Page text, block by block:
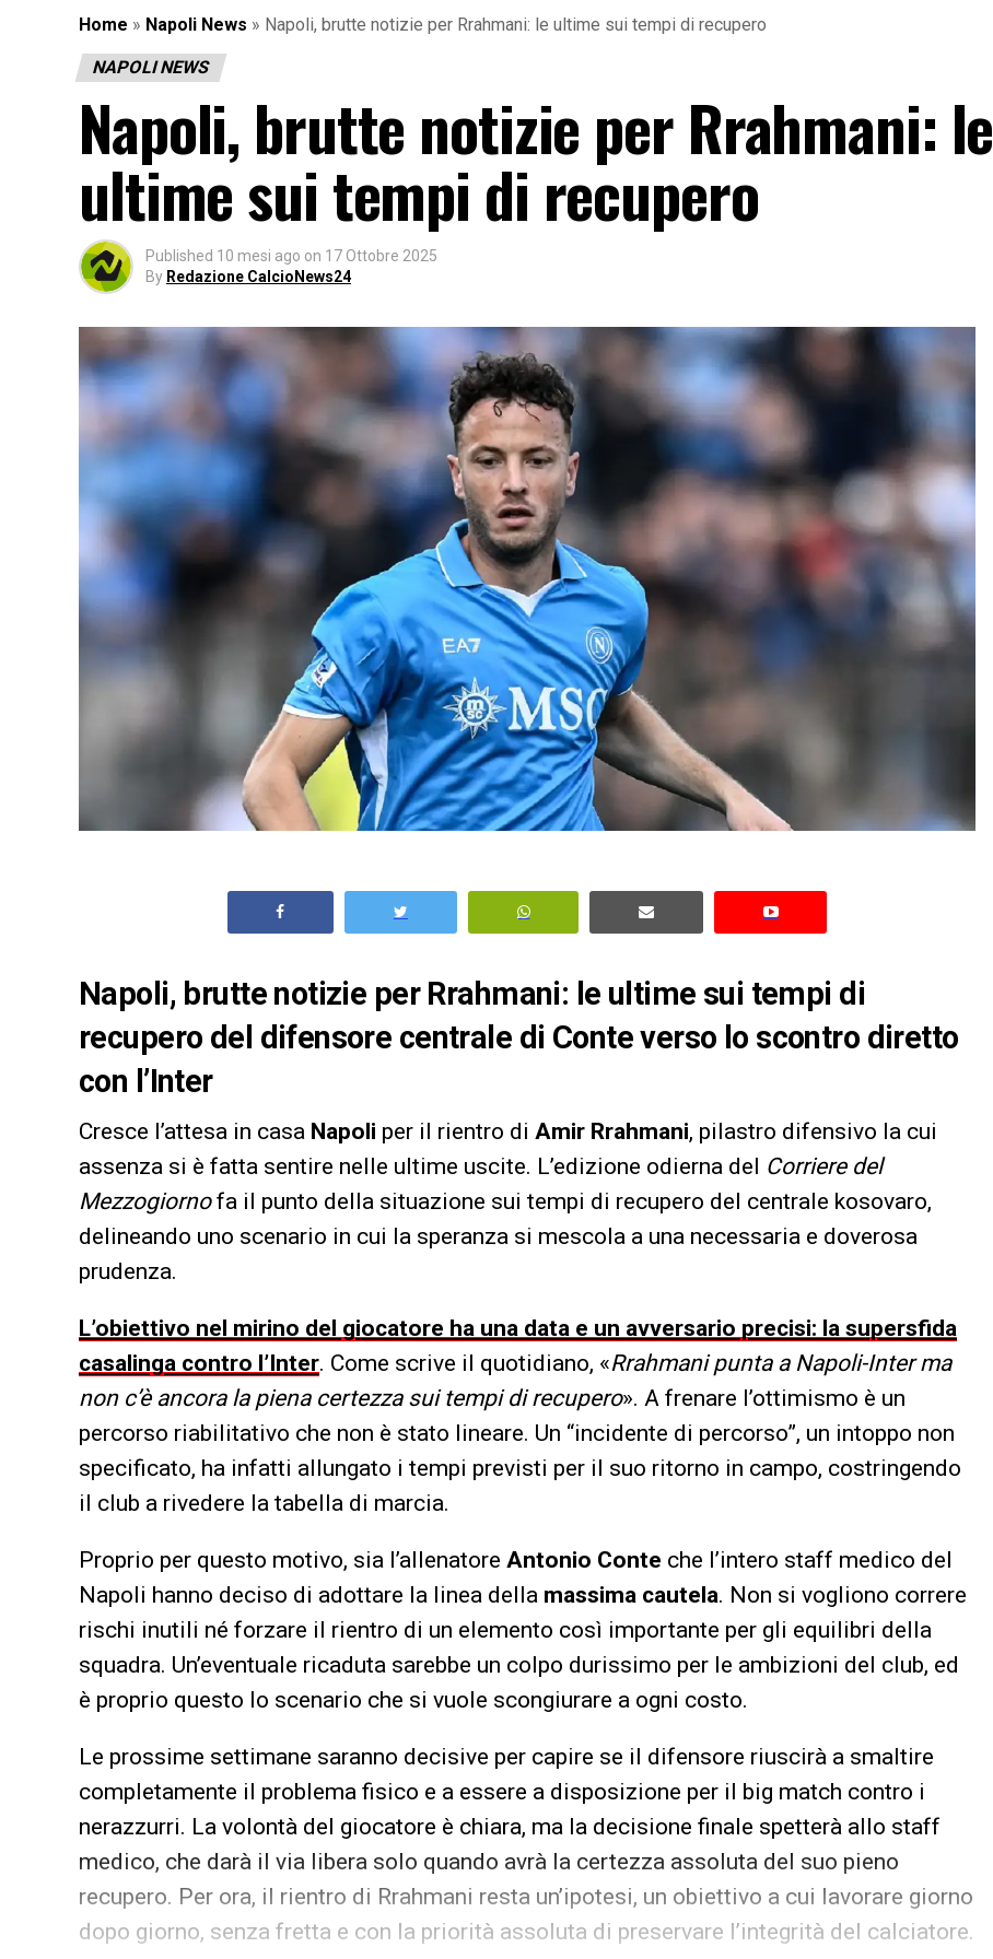
Home » Napoli News » Napoli, brutte notizie per Rrahmani: le ultime sui tempi di recupero
NAPOLI NEWS
Napoli, brutte notizie per Rrahmani: le
ultime sui tempi di recupero
Published 10 mesi ago on 17 Ottobre 2025
By Redazione CalcioNews24
Napoli, brutte notizie per Rrahmani: le ultime sui tempi di
recupero del difensore centrale di Conte verso lo scontro diretto
con l’Inter
Cresce l’attesa in casa Napoli per il rientro di Amir Rrahmani, pilastro difensivo la cui
assenza si è fatta sentire nelle ultime uscite. L’edizione odierna del Corriere del
Mezzogiornofa il punto della situazione sui tempi di recupero del centrale kosovaro,
delineando uno scenario in cui la speranza si mescola a una necessaria e doverosa
prudenza.
L’obiettivo nel mirino del giocatore ha una data e un avversario precisi: la supersfida
casalinga contro l’Inter. Come scrive il quotidiano, «Rrahmani punta a Napoli-Inter ma
non c’è ancora la piena certezza sui tempi di recupero». A frenare l’ottimismo è un
percorso riabilitativo che non è stato lineare. Un “incidente di percorso”, un intoppo non
specificato, ha infatti allungato i tempi previsti per il suo ritorno in campo, costringendo
il club a rivedere la tabella di marcia.
Proprio per questo motivo, sia l’allenatore Antonio Conte che l’intero staff medico del
Napoli hanno deciso di adottare la linea della massima cautela. Non si vogliono correre
rischi inutili né forzare il rientro di un elemento così importante per gli equilibri della
squadra. Un’eventuale ricaduta sarebbe un colpo durissimo per le ambizioni del club, ed
è proprio questo lo scenario che si vuole scongiurare a ogni costo.
Le prossime settimane saranno decisive per capire se il difensore riuscirà a smaltire
completamente il problema fisico e a essere a disposizione per il big match contro i
nerazzurri. La volontà del giocatore è chiara, ma la decisione finale spetterà allo staff
medico, che darà il via libera solo quando avrà la certezza assoluta del suo pieno
recupero. Per ora, il rientro di Rrahmani resta un’ipotesi, un obiettivo a cui lavorare giorno
dopo giorno, senza fretta e con la priorità assoluta di preservare l’integrità del calciatore.